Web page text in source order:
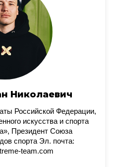
Николаевич
Российской Федерации,
искусства и спорта
Президент Союза
спорта Эл. почта:
team.com